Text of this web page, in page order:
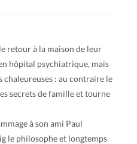
retour à la maison de leur
hôpital psychiatrique, mais
chaleureuses : au contraire le
secrets de famille et tourne
à son ami Paul
le philosophe et longtemps